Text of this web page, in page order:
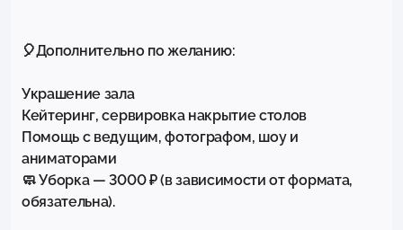
🎈Дополнительно по желанию:
Украшение зала
Кейтеринг, сервировка накрытие столов
Помощь с ведущим, фотографом, шоу и
аниматорами
🧼 Уборка — 3000 ₽ (в зависимости от формата,
обязательна).